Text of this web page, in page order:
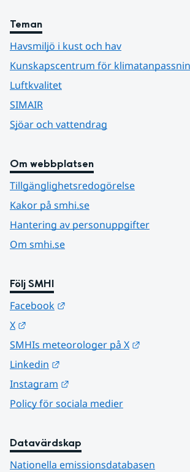
Teman
Havsmiljö i kust och hav
Kunskapscentrum för
Luftkvalitet
SIMAIR
Sjöar och vattendrag
Om webbplatsen
Tillgänglighetsredogörelse
Kakor på smhi.se
Hantering av personuppgifter
Om smhi.se
Följ SMHI
Facebook
X
SMHIs meteorologer på X
Linkedin
Instagram
Policy för sociala medier
Datavärdskap
Nationella emissionsdatabasen